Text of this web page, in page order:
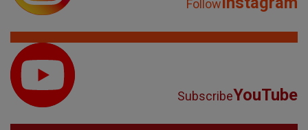
Follow
SubscribeYouTube